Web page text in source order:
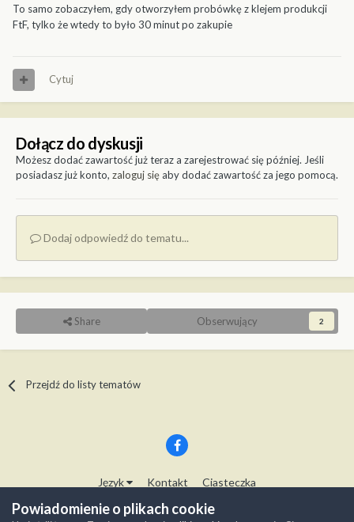
To samo zobaczyłem, gdy otworzyłem probówkę z klejem produkcji
FtF, tylko że wtedy to było 30 minut po zakupie
Cytuj
Dołącz do dyskusji
Możesz dodać zawartość już teraz a zarejestrować się później. Jeśli
posiadasz już konto, zaloguj sięaby dodać zawartość za jego pomocą.
Dodaj odpowiedź do tematu...
Share Obserwujący 2
Przejdź do listy tematów
Język Kontakt Ciasteczka
Copyright © Modelwork.pl
Powered by Invision Community
Powiadomienie o plikach cookie